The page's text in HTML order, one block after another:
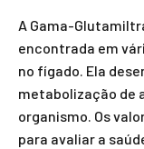
A Gama-
encontrada em
no fígado. Ela
metabolização de
organismo. Os
para avaliar a